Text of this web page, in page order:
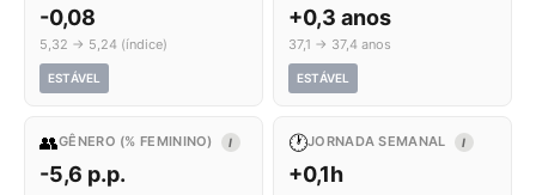
-0,08
5,32 → 5,24 (índice)
ESTÁVEL
+0,3 anos
37,1 → 37,4 anos
ESTÁVEL
👥GÊNERO (% FEMININO) I
-5,6 p.p.
🕐JORNADA SEMANAL I
+0,1h